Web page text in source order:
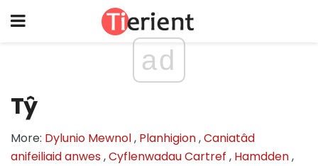
ad
Tŷ
More: Dylunio Mewnol, Planhigion,Caniatâd
anifeiliaid anwes,Cyflenwadau Cartref , Hamdden,